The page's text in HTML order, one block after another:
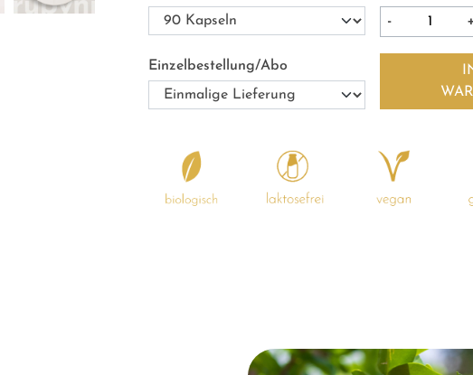
Einzelbestellung/Abo